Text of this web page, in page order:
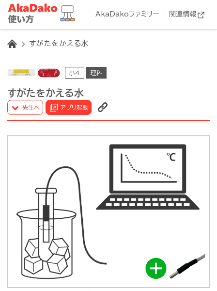
AkaDakoファミリー 関連情報
HOME
すがたをかえる水
小4 理科
すがたをかえる水
先生へ アプリ起動